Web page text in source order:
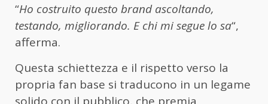
“Ho costruito questo brand ascoltando,
testando, migliorando. E chi mi segue lo sa“,
afferma.
Questa schiettezza e il rispetto verso la
propria fan base si traducono in un legame